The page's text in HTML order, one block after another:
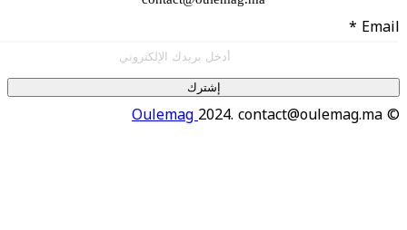
Oulemag2024.